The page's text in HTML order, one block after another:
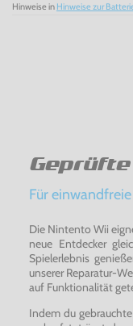
Hinweise in Hinweise zur
Für
Die Nintento Wii
neue Entdecker
Spielerlebnis
unserer Reparatur-
auf Funktionalität
Indem du